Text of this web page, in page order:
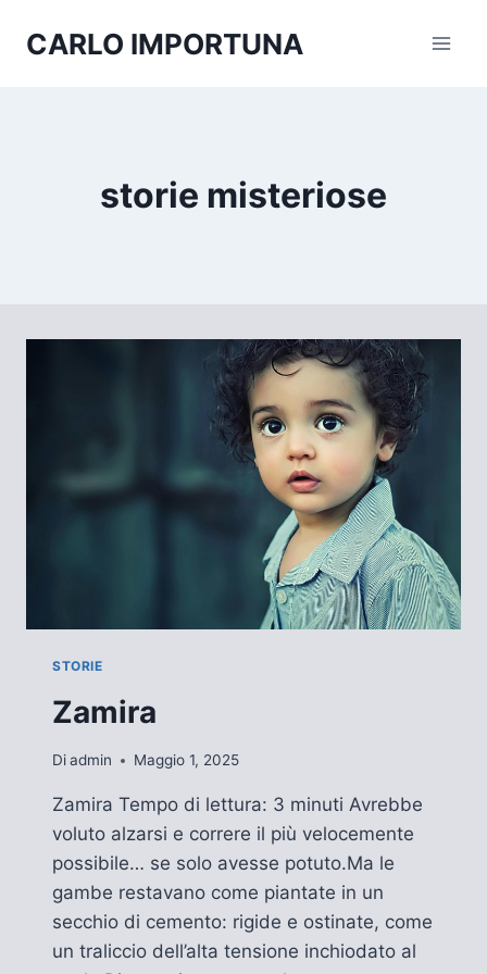
CARLO IMPORTUNA
storie misteriose
STORIE
Zamira
Diadmin Maggio 1, 2025
Zamira Tempo di lettura: 3 minuti Avrebbe
voluto alzarsi e correre il più velocemente
possibile… se solo avesse potuto.Ma le
gambe restavano come piantate in un
secchio di cemento: rigide e ostinate, come
un traliccio dell’alta tensione inchiodato al